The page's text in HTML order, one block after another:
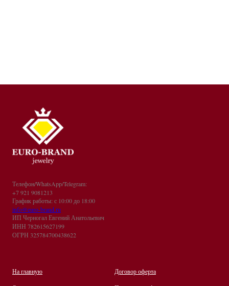
Телефон/WhatsApp/Telegram:
+7 921 9081213
График работы: с 10:00 до 18:00
info@euro-brand.ru
ИП Черногал Евгений Анатольевич
ИНН 782615627199
ОГРН 325784700438622
На главную
Договор оферта